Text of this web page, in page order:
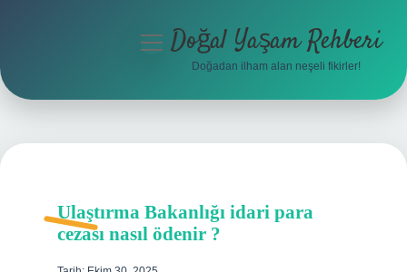
Hakkımızda
menüyüDoğal Yaşam Rehberi
Doğadan ilham alan neşeli fikirler!
Ulaştırma Bakanlığı idari para
cezası nasıl ödenir ?